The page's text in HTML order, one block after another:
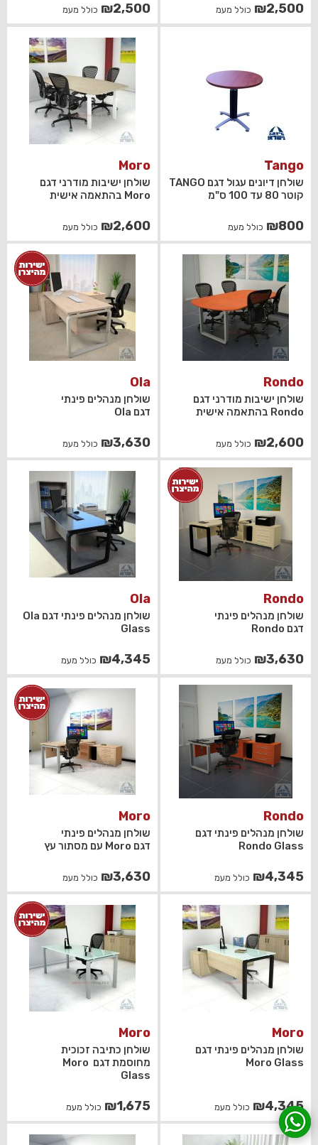
₪2,500 כולל מעמ ₪2,500 כולל מעמ
Tango
שולחן דיונים עגול דגם TANGO
קוטר 80 עד 100 ס"מ
₪800 כולל מעמ
Moro
שולחן ישיבות מודרני דגם
Moro בהתאמה אישית
₪2,600 כולל מעמ
Rondo
שולחן ישיבות מודרני דגם
Rondo בהתאמה אישית
₪2,600 כולל מעמ
Ola
שולחן מנהלים פינתי
דגם Ola
₪3,630 כולל מעמ
Rondo
שולחן מנהלים פינתי
דגם Rondo
₪3,630 כולל מעמ
Ola
שולחן מנהלים פינתי דגם Ola
Glass
₪4,345 כולל מעמ
Rondo
שולחן מנהלים פינתי דגם
Rondo Glass
₪4,345 כולל מעמ
Moro
שולחן מנהלים פינתי
דגם Moro עם מסתור עץ
₪3,630 כולל מעמ
Moro
שולחן מנהלים פינתי דגם
Moro Glass
₪4,345 כולל מעמ
Moro
שולחן כתיבה זכוכית
מחוסמת דגם Moro
Glass
₪1,675 כולל מעמ